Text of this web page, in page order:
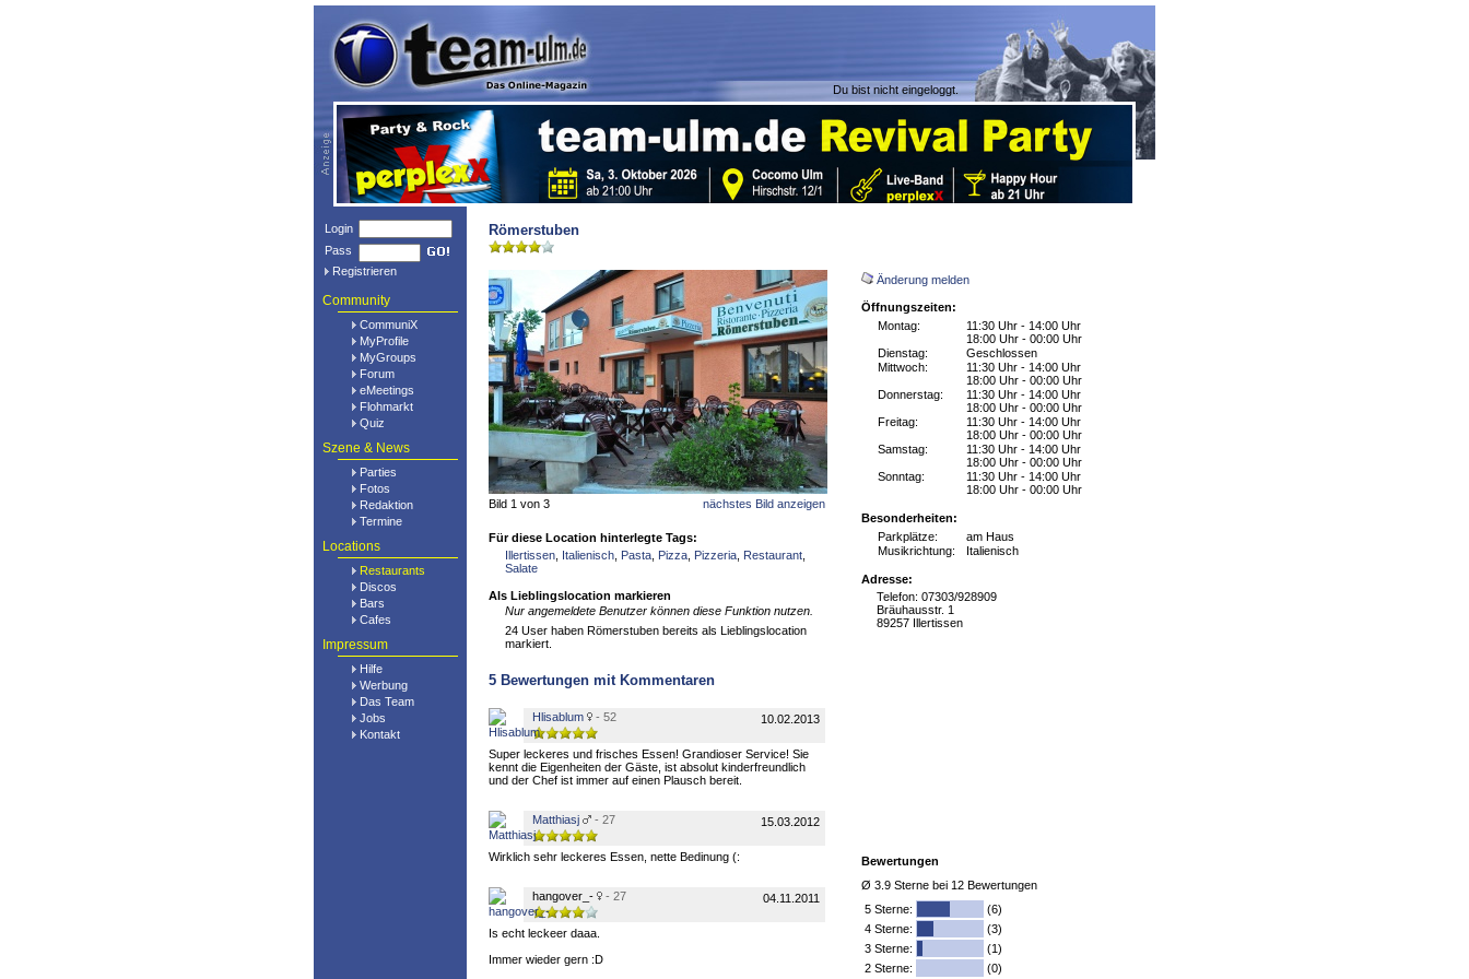
Du bist nicht eingeloggt.
Login
Pass
Registrieren
Community
CommuniX
MyProfile
MyGroups
Forum
eMeetings
Flohmarkt
Quiz
Szene & News
Parties
Fotos
Redaktion
Termine
Locations
Restaurants
Discos
Bars
Cafes
Impressum
Hilfe
Werbung
Das Team
Jobs
Kontakt
Römerstuben
Änderung melden
Öffnungszeiten:
Montag:
11:30 Uhr - 14:00 Uhr
18:00 Uhr - 00:00 Uhr
Dienstag:
Geschlossen
Mittwoch:
11:30 Uhr - 14:00 Uhr
18:00 Uhr - 00:00 Uhr
Donnerstag:
11:30 Uhr - 14:00 Uhr
18:00 Uhr - 00:00 Uhr
Freitag:
11:30 Uhr - 14:00 Uhr
18:00 Uhr - 00:00 Uhr
Samstag:
11:30 Uhr - 14:00 Uhr
18:00 Uhr - 00:00 Uhr
Sonntag:
11:30 Uhr - 14:00 Uhr
18:00 Uhr - 00:00 Uhr
Besonderheiten:
Parkplätze:
am Haus
Musikrichtung:
Italienisch
Adresse:
Telefon: 07303/928909
Bräuhausstr. 1
89257 Illertissen
Bewertungen
Ø 3.9 Sterne bei 12 Bewertungen
5 Sterne:
(6)
4 Sterne:
(3)
3 Sterne:
(1)
2 Sterne:
(0)
Bild 1 von 3 nächstes Bild anzeigen
Für diese Location hinterlegte Tags:
Illertissen Italienisch Pasta Pizza Pizzeria Restaurant
Salate
Als Lieblingslocation markieren
Nur angemeldete Benutzer können diese Funktion nutzen.
24 User haben Römerstuben bereits als Lieblingslocation
markiert.
5 Bewertungen mit Kommentaren
Hlisablum - 52 10.02.2013
Super leckeres und frisches Essen! Grandioser Service! Sie
kennt die Eigenheiten der Gäste, ist absolut kinderfreundlich
und der Chef ist immer auf einen Plausch bereit.
Matthiasj - 27 15.03.2012
Wirklich sehr leckeres Essen, nette Bedinung (:
hangover_- - 27 04.11.2011
Is echt leckeer daaa.
Immer wieder gern :D